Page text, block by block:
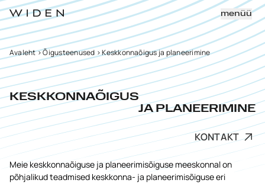
menüü
Avaleht>Õigusteenused >Keskkonnaõigus ja planeerimine
KESKKONNAÕIGUS
JA PLANEERIMINE
KONTAKT
Meie keskkonnaõiguse ja planeerimisõiguse meeskonnal on
põhjalikud teadmised keskkonna- ja planeerimisõiguse eri